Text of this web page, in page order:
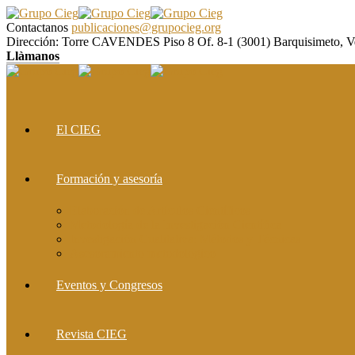
Contactanos publicaciones@grupocieg.org
Dirección: Torre CAVENDES Piso 8 Of. 8-1 (3001) Barquisimeto,
Llàmanos
El CIEG
Formación y asesoría
Eventos y Congresos
Revista CIEG